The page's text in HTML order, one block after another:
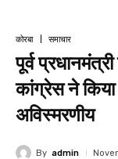
कोरबा समाचार
पूर्व
कांग्रेस ने किया
अविस्मरणीय
By admin